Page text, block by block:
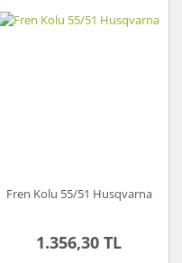
Fren Kolu 55/51 Husqvarna
1.356,30 TL